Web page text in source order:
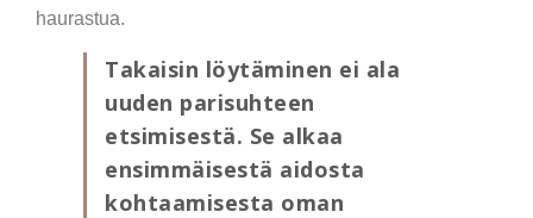
haurastua.
Takaisin löytäminen ei ala
uuden parisuhteen
etsimisestä. Se alkaa
ensimmäisestä aidosta
kohtaamisesta oman